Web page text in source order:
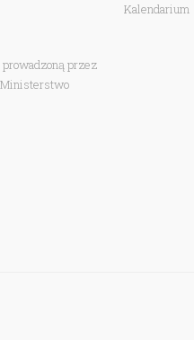
przez
Ministerstwo
Kalendarium